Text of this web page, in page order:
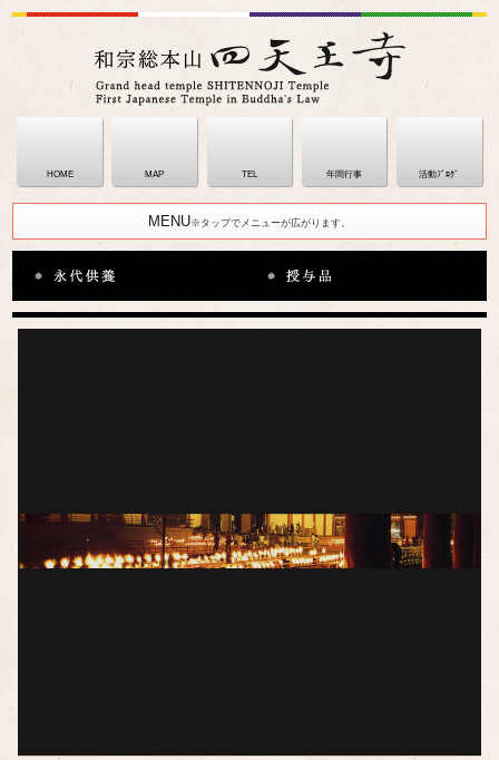
HOME MAP TEL 年間行事 活動ﾌﾞﾛｸﾞ
MENU※タップでメニューが広がります。